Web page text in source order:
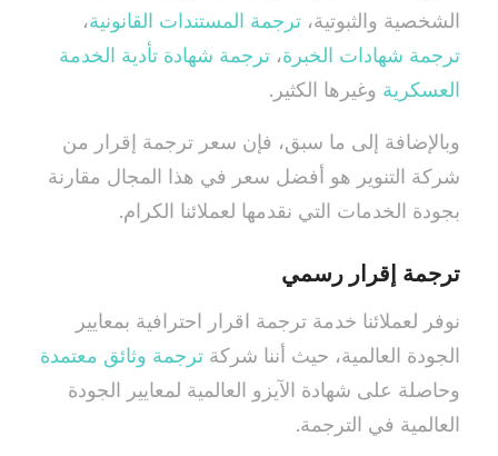
الشخصية والثبوتية، ترجمة المستندات القانونية،
ترجمة شهادات الخبرة، ترجمة شهادة تأدية الخدمة
العسكرية وغيرها الكثير.
وبالإضافة إلى ما سبق، فإن سعر ترجمة إقرار من
شركة التنوير هو أفضل سعر في هذا المجال مقارنة
بجودة الخدمات التي نقدمها لعملائنا الكرام.
ترجمة إقرار رسمي
نوفر لعملائنا خدمة ترجمة اقرار احترافية بمعايير
الجودة العالمية، حيث أننا شركة ترجمة وثائق معتمدة
وحاصلة على شهادة الآيزو العالمية لمعايير الجودة
العالمية في الترجمة.